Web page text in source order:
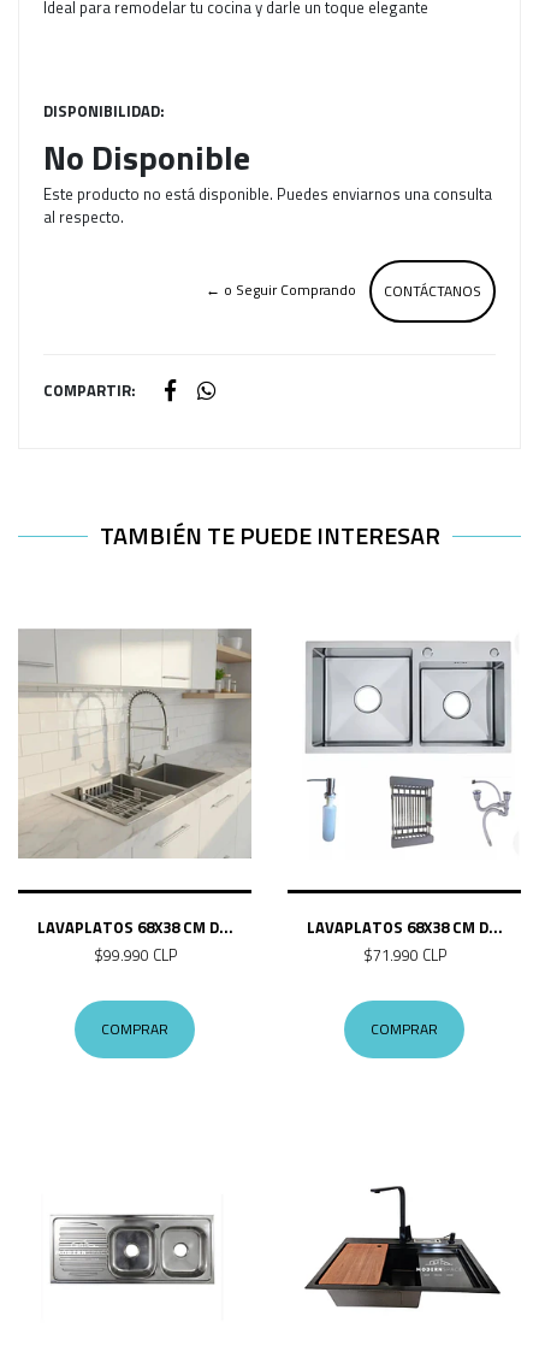
Ideal para remodelar tu cocina y darle un toque elegante
DISPONIBILIDAD:
No Disponible
Este producto no está disponible. Puedes enviarnos una consulta
al respecto.
CONTÁCTANOS
← o Seguir Comprando
COMPARTIR:
TAMBIÉN TE PUEDE INTERESAR
LAVAPLATOS 68X38 CM D...
$99.990 CLP
COMPRAR
LAVAPLATOS 68X38 CM D...
$71.990 CLP
COMPRAR